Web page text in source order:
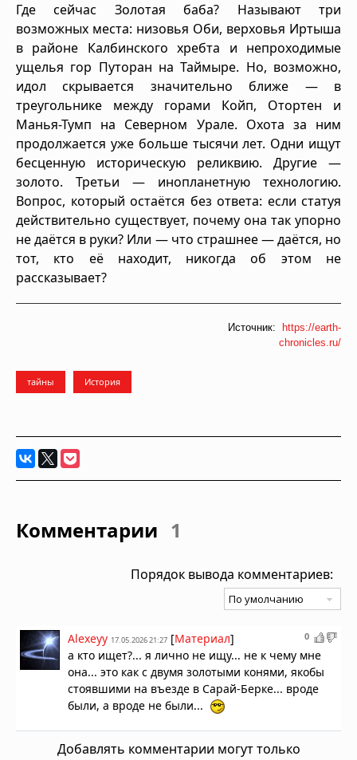
Где сейчас Золотая баба? Называют три
возможных места: низовья Оби, верховья Иртыша
в районе Калбинского хребта и непроходимые
ущелья гор Путоран на Таймыре. Но, возможно,
идол скрывается значительно ближе — в
треугольнике между горами Койп, Отортен и
Манья-Тумп на Северном Урале. Охота за ним
продолжается уже больше тысячи лет. Одни ищут
бесценную историческую реликвию. Другие —
золото. Третьи — инопланетную технологию.
Вопрос, который остаётся без ответа: если статуя
действительно существует, почему она так упорно
не даётся в руки? Или — что страшнее — даётся, но
тот, кто её находит, никогда об этом не
рассказывает?
Источник:
https://earth-
chronicles.ru/
тайны История
Комментарии 1
Порядок вывода комментариев:
0
Alexeyy 17.05.2026 21:27 [Материал]
а кто ищет?... я лично не ищу... не к чему мне
она... это как с двумя золотыми конями, якобы
стоявшими на въезде в Сарай-Берке... вроде
были, а вроде не были...
Добавлять комментарии могут только